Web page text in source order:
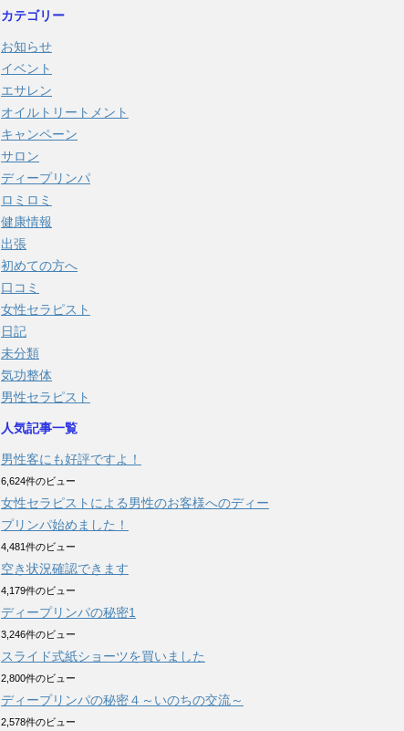
カテゴリー
お知らせ
イベント
エサレン
オイルトリートメント
キャンペーン
サロン
ディープリンパ
ロミロミ
健康情報
出張
初めての方へ
口コミ
女性セラピスト
日記
未分類
気功整体
男性セラピスト
人気記事一覧
男性客にも好評ですよ！
6,624件のビュー
女性セラピストによる男性のお客様へのディー
プリンパ始めました！
4,481件のビュー
空き状況確認できます
4,179件のビュー
ディープリンパの秘密1
3,246件のビュー
スライド式紙ショーツを買いました
2,800件のビュー
ディープリンパの秘密４～いのちの交流～
2,578件のビュー